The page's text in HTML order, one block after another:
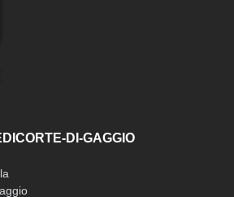
DI-GAGGIO